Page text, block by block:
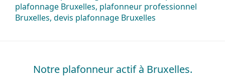
plafonnage Bruxelles, plafonneur professionnel
Bruxelles, devis plafonnage Bruxelles
Notre plafonneur actif à Bruxelles.